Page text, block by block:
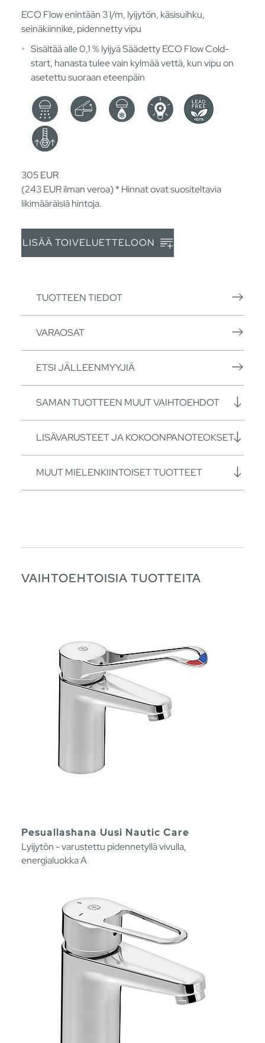
ECO Flow enintään 3 l/m, lyijytön, käsisuihku,
seinäkiinnike, pidennetty vipu
Sisältää alle 0,1 % lyijyä Säädetty ECO Flow Cold-
start, hanasta tulee vain kylmää vettä, kun vipu on
asetettu suoraan eteenpäin
305EUR
(243EURilman veroa) * Hinnat ovat suositeltavia
likimääräisiä hintoja.
LISÄÄ TOIVELUETTELOON
TUOTTEEN TIEDOT
VARAOSAT
ETSI JÄLLEENMYYJIÄ
SAMAN TUOTTEEN MUUT VAIHTOEHDOT
LISÄVARUSTEET JA KOKOONPANOTEOKSET
MUUT MIELENKIINTOISET TUOTTEET
VAIHTOEHTOISIA TUOTTEITA
Pesuallashana Uusi Nautic Care
Lyijytön - varustettu pidennetyllä vivulla,
energialuokka A